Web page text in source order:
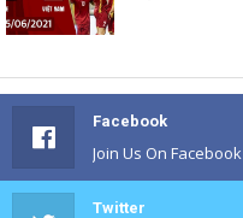
Facebook
Join Us On Facebook
Twitter